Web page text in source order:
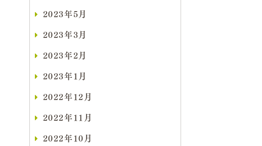
2023年5月
2023年3月
2023年2月
2023年1月
2022年12月
2022年11月
2022年10月